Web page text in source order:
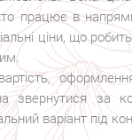
працює в
ціни, що
звернутися за
варіант під